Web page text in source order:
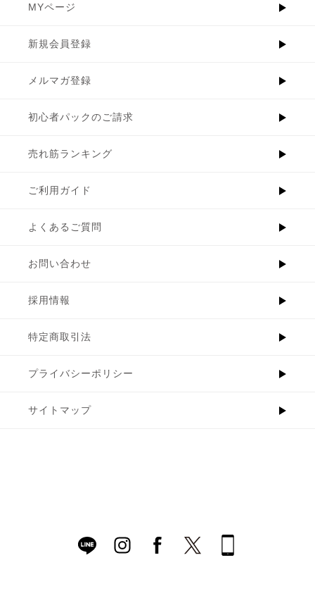
MYページ
新規会員登録
メルマガ登録
初心者パックのご請求
売れ筋ランキング
ご利用ガイド
よくあるご質問
お問い合わせ
採用情報
特定商取引法
プライバシーポリシー
サイトマップ